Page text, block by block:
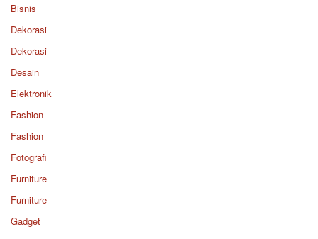
Bisnis
Dekorasi
Dekorasi
Desain
Elektronik
Fashion
Fashion
Fotografi
Furniture
Furniture
Gadget